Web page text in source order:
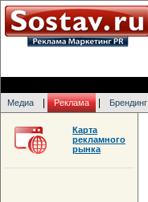
Медиа Реклама Брендинг
Карта
рекламного
рынка